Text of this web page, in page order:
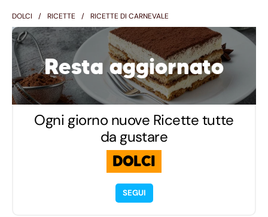
DOLCI RICETTE RICETTE DI CARNEVALE
Resta aggiornato
Ogni giorno nuove Ricette tutte
da gustare
DOLCI
SEGUI